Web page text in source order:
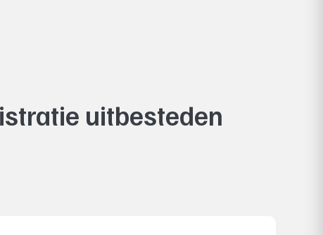
uitbesteden